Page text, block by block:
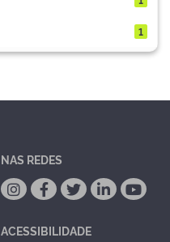
1
NAS REDES
ACESSIBILIDADE